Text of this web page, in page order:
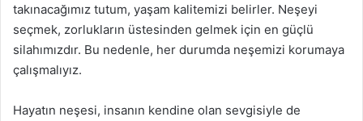
takınacağımız tutum, yaşam kalitemizi belirler. Neşeyi
seçmek, zorlukların üstesinden gelmek için en güçlü
silahımızdır. Bu nedenle, her durumda neşemizi korumaya
çalışmalıyız.
Hayatın neşesi, insanın kendine olan sevgisiyle de